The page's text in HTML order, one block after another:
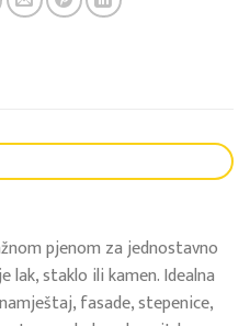
pjenom za jednostavno
lak, staklo ili kamen. Idealna
fasade, stepenice,